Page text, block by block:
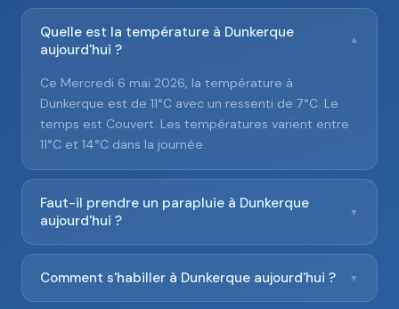
Quelle est la température à Dunkerque
aujourd'hui ?
▼
Ce Mercredi 6 mai 2026, la température à
Dunkerque est de 11°C avec un ressenti de 7°C. Le
temps est Couvert. Les températures varient entre
11°C et 14°C dans la journée.
Faut-il prendre un parapluie à Dunkerque
aujourd'hui ?
▼
Comment s'habiller à Dunkerque aujourd'hui ? ▼